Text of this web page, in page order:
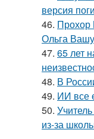
версия
46. Прохор
Ольга
47. 65 лет
48. В
49. ИИ все
50.
из-за